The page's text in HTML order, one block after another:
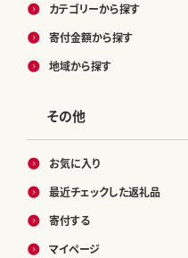
カテゴリーから探す
寄付金額から探す
地域から探す
その他
お気に入り
最近チェックした返礼品
寄付する
マイページ